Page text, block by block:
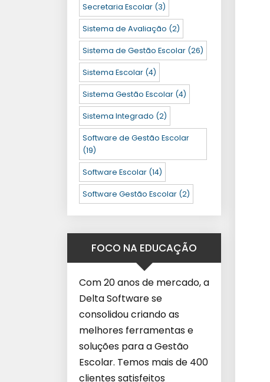
Secretaria Escolar (3)
Sistema de Avaliação (2)
Sistema de Gestão Escolar (26)
Sistema Escolar (4)
Sistema Gestão Escolar (4)
Sistema Integrado (2)
Software de Gestão Escolar
(19)
Software Escolar (14)
Software Gestão Escolar (2)
FOCO NA EDUCAÇÃO
Com 20 anos de mercado, a
Delta Software se
consolidou criando as
melhores ferramentas e
soluções para a Gestão
Escolar. Temos mais de 400
clientes satisfeitos